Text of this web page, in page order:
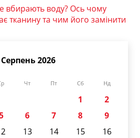
вбирають воду? Ось чому
тканину та чим його замінити
Серпень 2026
Чт Пт Сб Нд
1
2
6 7 8
9
13 14 15
16